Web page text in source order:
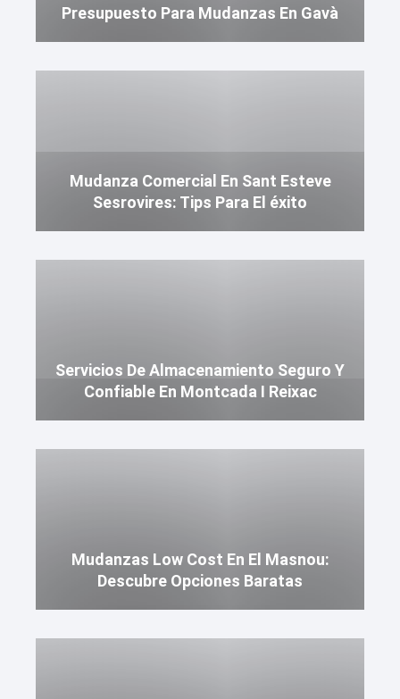
Presupuesto Para Mudanzas En Gavà
Mudanza Comercial En Sant Esteve
Sesrovires: Tips Para El éxito
Servicios De Almacenamiento Seguro Y
Confiable En Montcada I Reixac
Mudanzas Low Cost En El Masnou:
Descubre Opciones Baratas